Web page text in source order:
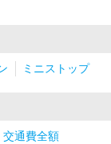
ミニストップ
交通費全額